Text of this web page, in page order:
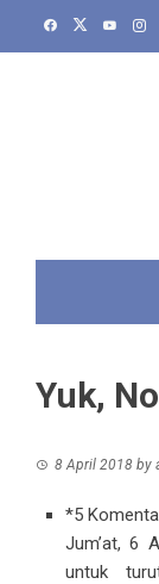
Yuk,
8 April 2018 by
*5
Jum’at, 6
untuk